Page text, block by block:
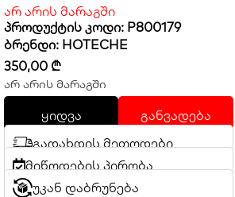
არ არის მარაგში
პროდუქტის კოდი: P800179
ბრენდი: HOTECHE
350,00 ₾
არ არის მარაგში
ყიდვა
განვადება
გადახდის მეთოდები
მიწოდების პირობა
უკან დაბრუნება